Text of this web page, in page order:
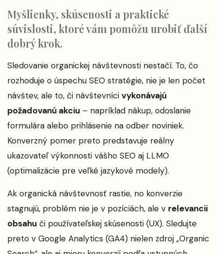
Myšlienky, skúsenosti a praktické
súvislosti, ktoré vám pomôžu urobiť ďalší
dobrý krok.
Sledovanie organickej návštevnosti nestačí. To, čo
rozhoduje o úspechu SEO stratégie, nie je len počet
návštev, ale to, či návštevníci vykonávajú
požadovanú akciu – napríklad nákup, odoslanie
formulára alebo prihlásenie na odber noviniek.
Konverzný pomer preto predstavuje reálny
ukazovateľ výkonnosti vášho SEO aj LLMO
(optimalizácie pre veľké jazykové modely).
Ak organická návštevnosť rastie, no konverzie
stagnujú, problém nie je v pozíciách, ale v relevancii
obsahu či používateľskej skúsenosti (UX). Sledujte
preto v Google Analytics (GA4) nielen zdroj „Organic